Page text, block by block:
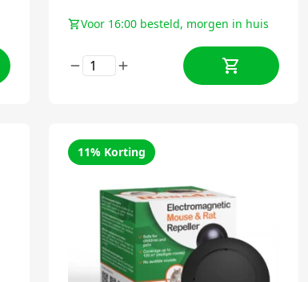
Voor 16:00 besteld, morgen in huis
11% Korting